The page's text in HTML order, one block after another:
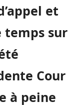
et
temps sur
Cour
à peine